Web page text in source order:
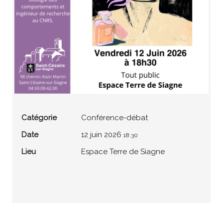
Catégorie
Conférence-débat
Date
12 juin 2026 18:30
Lieu Espace Terre de Siagne